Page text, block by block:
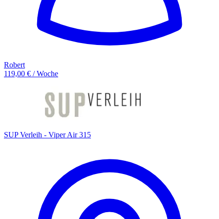
Robert
119,00 € / Woche
SUP Verleih - Viper Air 315